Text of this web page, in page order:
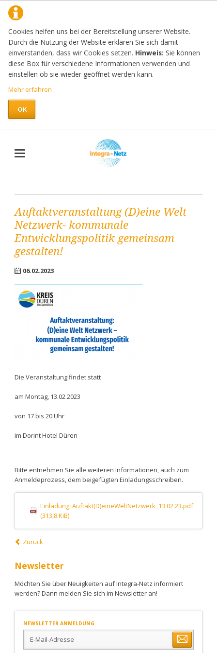
Cookies helfen uns bei der Bereitstellung unserer Website.
Durch die Nutzung der Website erklären Sie sich damit
einverstanden, dass wir Cookies setzen. Hinweis: Sie können
diese Box für verschiedene Informationen verwenden und
einstellen ob sie wieder geöffnet werden kann.
Mehr erfahren
OK
Auftaktveranstaltung (D)eine Welt
Netzwerk- kommunale
Entwicklungspolitik gemeinsam
gestalten!
06.02.2023
Die Veranstaltung findet statt
am Montag, 13.02.2023
von 17 bis 20 Uhr
im Dorint Hotel Düren
Bitte entnehmen Sie alle weiteren Informationen, auch zum
Anmeldeprozess, dem beigefügten Einladungsschreiben.
Einladung_Auftakt(D)eineWeltNetzwerk_13.02.23.pdf
(313,8 KiB)
Zurück
Newsletter
Möchten Sie über Neuigkeiten auf Integra-Netz informiert
werden? Dann melden Sie sich im Newsletter an!
NEWSLETTER ANMELDUNG
Mail-